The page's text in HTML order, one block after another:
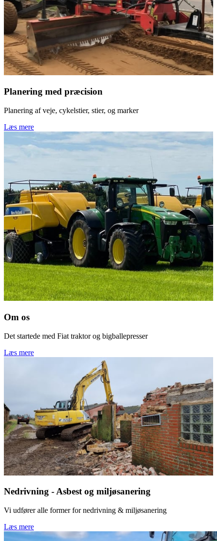
Planering med præcision
Planering af veje, cykelstier, stier, og marker
Læs mere
Om os
Det startede med Fiat traktor og bigballepresser
Læs mere
Nedrivning - Asbest og miljøsanering
Vi udfører alle former for nedrivning & miljøsanering
Læs mere